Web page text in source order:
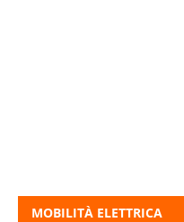
MOBILITÀ ELETTRICA